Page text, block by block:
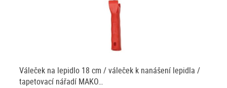
Váleček na lepidlo 18 cm / váleček k nanášení lepidla /
tapetovací nářadí MAKO…